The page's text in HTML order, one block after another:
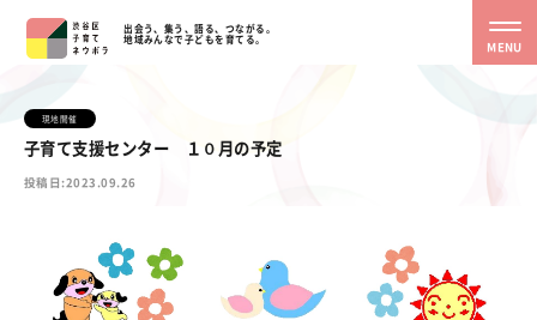
出会う、集う、語る、つながる。
地域みんなで子どもを育てる。
MENU
現地開催
子育て支援センター １０月の予定
投稿日:2023.09.26